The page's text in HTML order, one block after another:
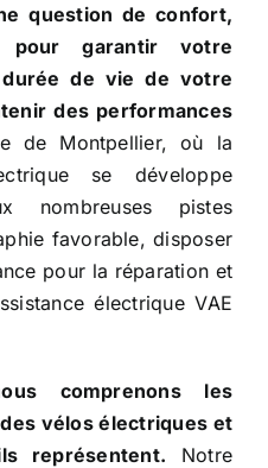
question de confort,
pour garantir votre
de vie de votre
des performances
de Montpellier, où la
se développe
nombreuses pistes
favorable, disposer
pour la réparation et
électrique VAE
comprenons les
vélos électriques et
représentent. Notre